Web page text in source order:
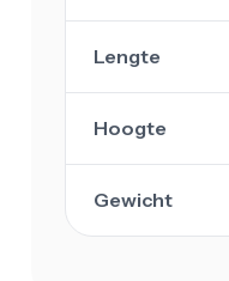
Lengte
Hoogte
Gewicht